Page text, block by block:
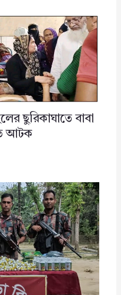
ছুরিকাঘাতে বাবা
আটক